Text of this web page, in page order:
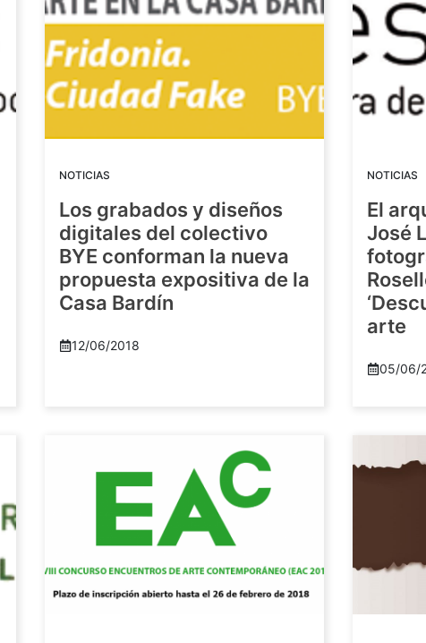
NOTICIAS
Los grabados y diseños
digitales del colectivo
BYE conforman la nueva
propuesta expositiva de la
Casa Bardín
12/06/2018
NOTICIAS
El
José
arte
05/06/